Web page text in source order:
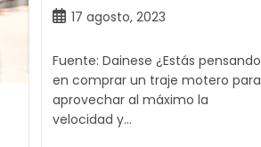
Publicación
la
17 agosto, 2023
Fuente: Dainese ¿Estás pensando
en comprar un traje motero para
aprovechar al máximo la
velocidad y…